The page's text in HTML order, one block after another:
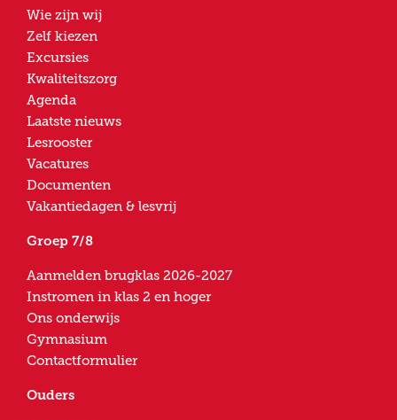
Wie zijn wij
Zelf kiezen
Excursies
Kwaliteitszorg
Agenda
Laatste nieuws
Lesrooster
Vacatures
Documenten
Vakantiedagen & lesvrij
Groep 7/8
Aanmelden brugklas 2026-2027
Instromen in klas 2 en hoger
Ons onderwijs
Gymnasium
Contactformulier
Ouders